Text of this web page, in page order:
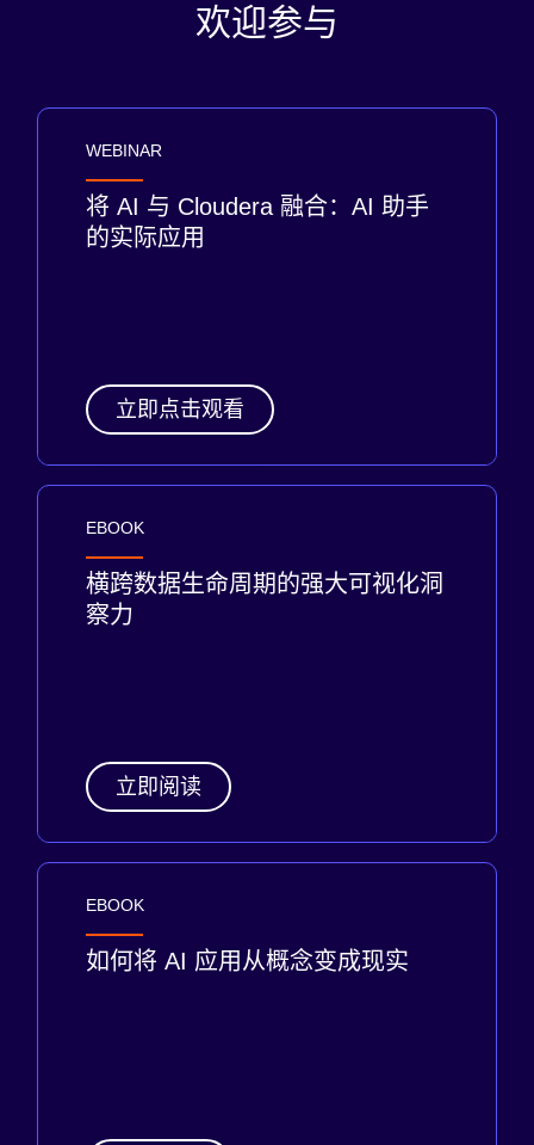
欢迎参与
WEBINAR
将 AI 与 Cloudera 融合：AI 助手
的实际应用
立即点击观看
EBOOK
横跨数据生命周期的强大可视化洞
察力
立即阅读
EBOOK
如何将 AI 应用从概念变成现实